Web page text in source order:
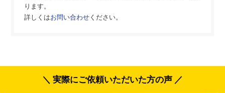
ります。
詳しくはお問い合わせ ください。
＼ 実際にご依頼いただいた方の声 ／